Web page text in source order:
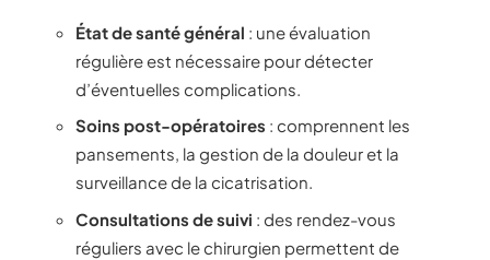
État de santé général : une évaluation
régulière est nécessaire pour détecter
d’éventuelles complications.
Soins post-opératoires : comprennent les
pansements, la gestion de la douleur et la
surveillance de la cicatrisation.
Consultations de suivi : des rendez-vous
réguliers avec le chirurgien permettent de